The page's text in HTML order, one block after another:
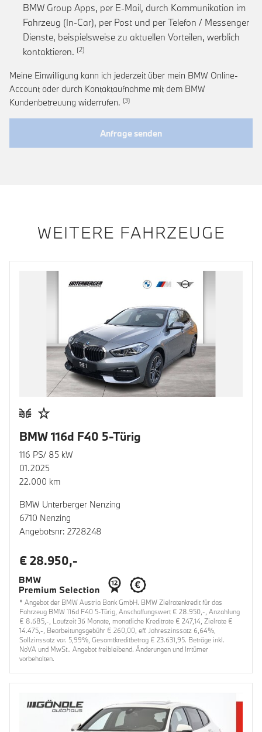
BMW Group Apps, per E-Mail, durch Kommunikation im
Fahrzeug (In-Car), per Post und per Telefon / Messenger
Dienste, beispielsweise zu aktuellen Vorteilen, werblich
kontaktieren. Link zur Fußnote: Einwilligung zur
Meine Einwilligung kann ich jederzeit über mein BMW Online-
Account oder durch Kontaktaufnahme mit dem BMW
Kundenbetreuung widerrufen. Link zur Fußnote: Widerruf der
Anfrage senden
WEITERE FAHRZEUGE
BMW 116d F40 5-Türig
116 PS/ 85 kW
01.2025
22.000 km
BMW Unterberger Nenzing
6710 Nenzing
Angebotsnr: 2728248
€ 28.950,-
* Angebot der BMW Austria Bank GmbH. BMW Zielratenkredit für das
Fahrzeug BMW 116d F40 5-Türig, Anschaffungswert € 28.950,-, Anzahlung
€ 8.685,-, Laufzeit 36 Monate, monatliche Kreditrate € 247,14, Zielrate €
14.475,-, Bearbeitungsgebühr € 260,00, eff. Jahreszinssatz 6,64%,
Sollzinssatz var. 5,99%, Gesamtkreditbetrag € 23.631,95. Beträge inkl.
NoVA und MwSt.. Angebot freibleibend. Änderungen und Irrtümer
vorbehalten.